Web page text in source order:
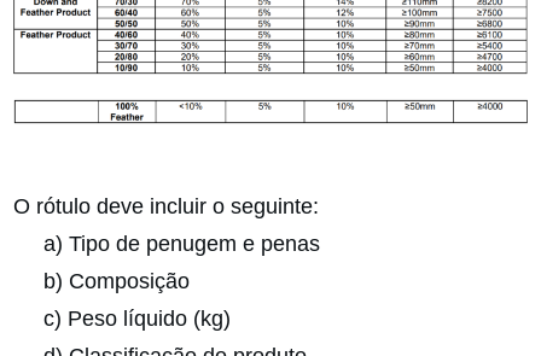
O rótulo deve incluir o seguinte:
a) Tipo de penugem e penas
b) Composição
c) Peso líquido (kg)